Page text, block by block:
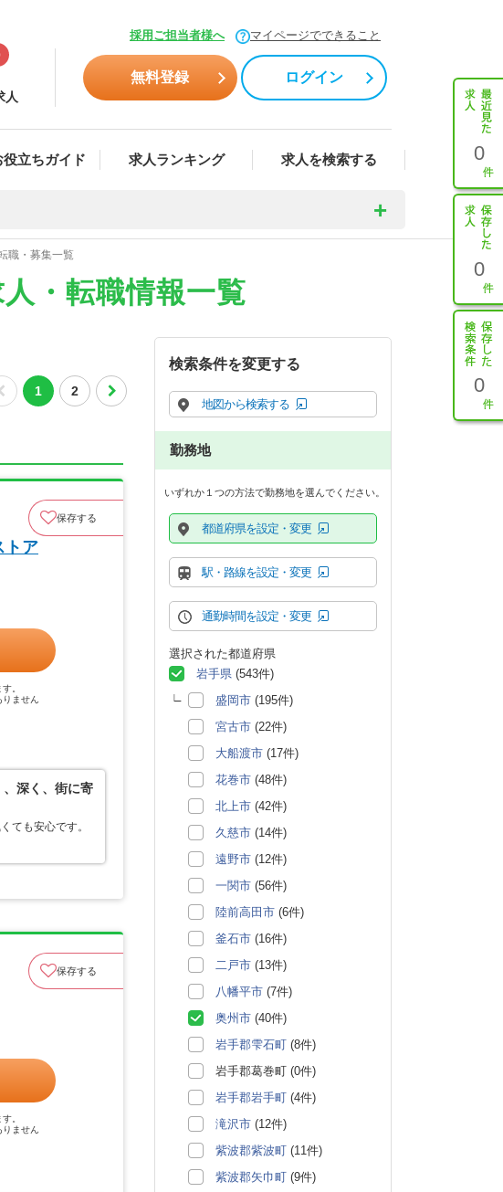
採用ご担当者様へ マイページでできること
人
無料登録 ログイン
役立ちガイド 求人ランキング 求人を検索する 0
0
0
職・募集一覧
・転職情報一覧
1 2
保存する
トア
。
りません
深く、街に寄
ても安心です。
保存する
。
りません
検索条件を変更する
地図から検索する
勤務地
いずれか１つの方法で勤務地を選んでください。
都道府県を設定・変更
駅・路線を設定・変更
通勤時間を設定・変更
選択された都道府県
岩手県 (543件)
盛岡市 (195件)
宮古市 (22件)
大船渡市 (17件)
花巻市 (48件)
北上市 (42件)
久慈市 (14件)
遠野市 (12件)
一関市 (56件)
陸前高田市 (6件)
釜石市 (16件)
二戸市 (13件)
八幡平市 (7件)
奥州市 (40件)
岩手郡雫石町 (8件)
岩手郡葛巻町 (0件)
岩手郡岩手町 (4件)
滝沢市 (12件)
紫波郡紫波町 (11件)
紫波郡矢巾町 (9件)